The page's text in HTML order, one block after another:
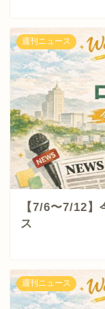
週刊ニュース
【7/6〜7/12
ス
週刊ニュース